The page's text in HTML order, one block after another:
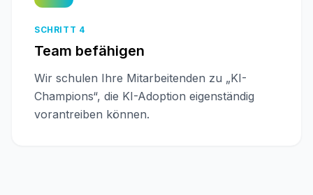
SCHRITT 4
Team befähigen
Wir schulen Ihre Mitarbeitenden zu „KI-
Champions“, die KI-Adoption eigenständig
vorantreiben können.